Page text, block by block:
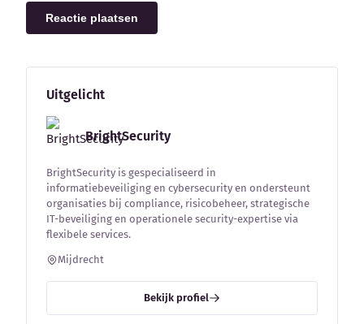
Reactie plaatsen
Uitgelicht
BrightSecurity
BrightSecurity is gespecialiseerd in
informatiebeveiliging en cybersecurity en ondersteunt
organisaties bij compliance, risicobeheer, strategische
IT-beveiliging en operationele security-expertise via
flexibele services.
Mijdrecht
Bekijk profiel